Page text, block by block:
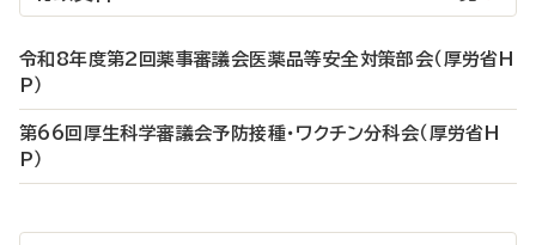
令和8年度第2回薬事審議会医薬品等安全対策部会（厚労省H
P）
第66回厚生科学審議会予防接種・ワクチン分科会（厚労省H
P）